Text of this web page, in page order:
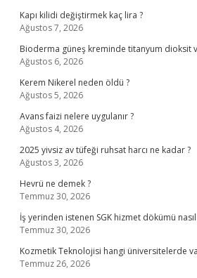
Kapı kilidi değiştirmek kaç lira ?
Ağustos 7, 2026
Bioderma güneş kreminde titanyum dioksit
Ağustos 6, 2026
Kerem Nikerel neden öldü ?
Ağustos 5, 2026
Avans faizi nelere uygulanır ?
Ağustos 4, 2026
2025 yivsiz av tüfeği ruhsat harcı ne kadar ?
Ağustos 3, 2026
Hevrü ne demek ?
Temmuz 30, 2026
İş yerinden istenen SGK hizmet dökümü nasıl
Temmuz 30, 2026
Kozmetik Teknolojisi hangi üniversitelerde
Temmuz 26, 2026